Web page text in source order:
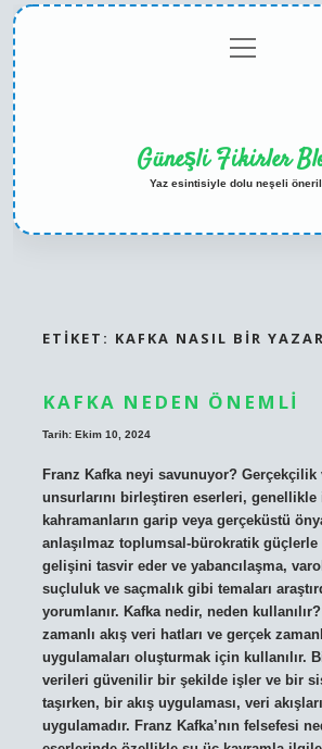
menüyü
aç
Güneşli Fikirler
Yaz esintisiyle dolu neşeli
ETIKET: KAFKA NASIL BIR
KAFKA NEDEN ÖNEMLI
Tarih: Ekim 10, 2024
Franz Kafka neyi savunuyor? Gerçekçilik
unsurlarını birleştiren eserleri,
kahramanların garip veya gerçeküstü
anlaşılmaz toplumsal-bürokratik güçlerle
gelişini tasvir eder ve yabancılaşma,
suçluluk ve saçmalık gibi temaları
yorumlanır. Kafka nedir, neden
zamanlı akış veri hatları ve gerçek
uygulamaları oluşturmak için kullanılır.
verileri güvenilir bir şekilde işler ve bir
taşırken, bir akış uygulaması, veri
uygulamadır. Franz Kafka’nın felsefesi